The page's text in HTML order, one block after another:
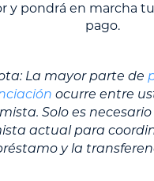
y pondrá en marcha
pago.
La mayor parte de
ocurre entre
Solo es
actual para
y la